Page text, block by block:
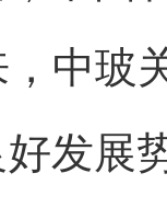
，中玻
发展